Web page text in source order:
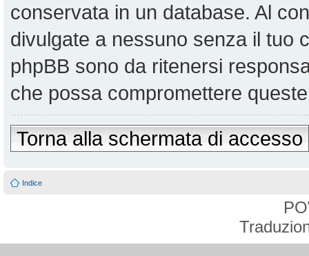
conservata in un database. Al
divulgate a nessuno senza il tuo
phpBB sono da ritenersi
che possa compromettere
Torna alla schermata di accesso
Indice